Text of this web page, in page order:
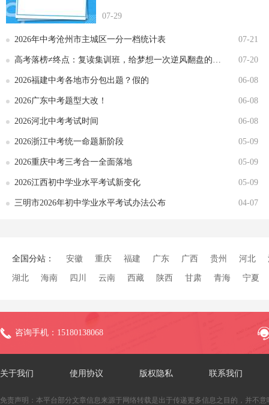
07-29
2026年中考沧州市主城区一分一档统计表 07-21
高考落榜≠终点：复读集训班，给梦想一次逆风翻盘的机会 07-20
2026福建中考各地市分包出题？假的 06-08
2026广东中考题型大改！ 06-08
2026河北中考考试时间 06-08
2026浙江中考统一命题新阶段 05-09
2026重庆中考三考合一全面落地 05-09
2026江西初中学业水平考试新变化 05-09
三明市2026年初中学业水平考试办法公布 04-07
全国分站： 安徽 重庆 福建 广东 广西 贵州 河北
湖北 海南 四川 云南 西藏 陕西 甘肃 青海 宁夏
咨询手机：15180138068
关于我们 使用协议 版权隐私 联系我们
免责声明：本平台部分文章信息来源于网络转载是出于传递更多信息之目的，并不